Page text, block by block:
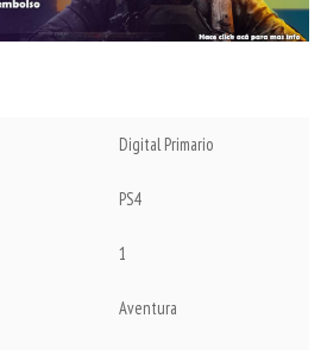
Digital Primario
PS4
1
Aventura